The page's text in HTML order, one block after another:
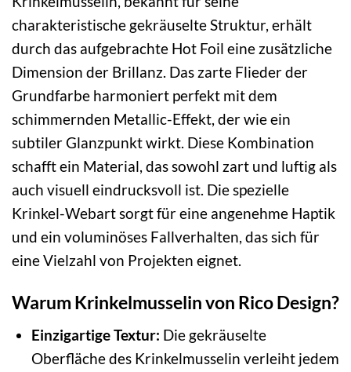
charakteristische gekräuselte Struktur, erhält
durch das aufgebrachte Hot Foil eine zusätzliche
Dimension der Brillanz. Das zarte Flieder der
Grundfarbe harmoniert perfekt mit dem
schimmernden Metallic-Effekt, der wie ein
subtiler Glanzpunkt wirkt. Diese Kombination
schafft ein Material, das sowohl zart und luftig als
auch visuell eindrucksvoll ist. Die spezielle
Krinkel-Webart sorgt für eine angenehme Haptik
und ein voluminöses Fallverhalten, das sich für
eine Vielzahl von Projekten eignet.
Warum Krinkelmusselin von Rico Design?
Einzigartige Textur: Die gekräuselte
Oberfläche des Krinkelmusselin verleiht jedem